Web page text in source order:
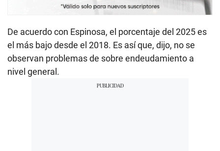
De acuerdo con Espinosa, el porcentaje del 2025 es
el más bajo desde el 2018. Es así que, dijo, no se
observan problemas de sobre endeudamiento a
nivel general.